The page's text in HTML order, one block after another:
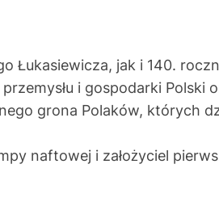
jak i 140.
i gospodarki Polski
grona Polaków, których
naftowej i założyciel